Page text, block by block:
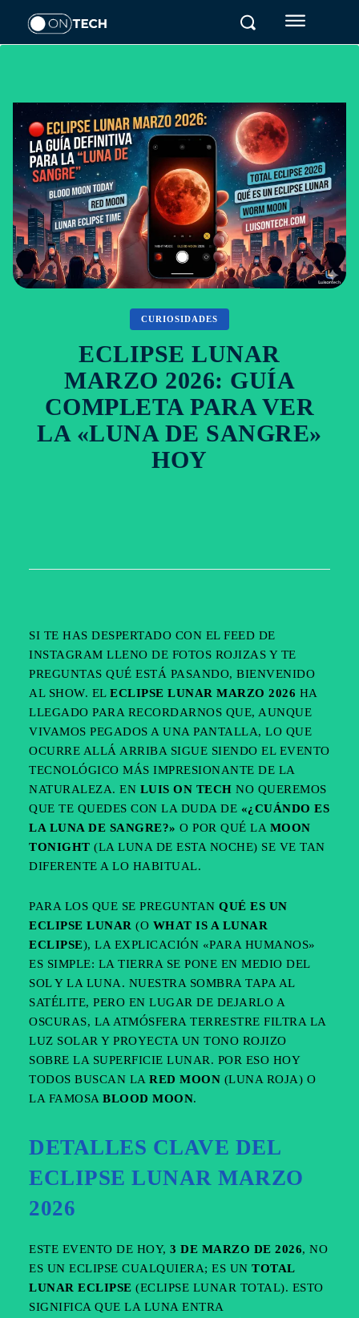
CURIOSIDADES
ECLIPSE LUNAR
MARZO 2026: GUÍA
COMPLETA PARA VER
LA «LUNA DE SANGRE»
HOY
SI TE HAS DESPERTADO CON EL FEED DE
INSTAGRAM LLENO DE FOTOS ROJIZAS Y TE
PREGUNTAS QUÉ ESTÁ PASANDO, BIENVENIDO
AL SHOW. EL ECLIPSE LUNAR MARZO 2026 HA
LLEGADO PARA RECORDARNOS QUE, AUNQUE
VIVAMOS PEGADOS A UNA PANTALLA, LO QUE
OCURRE ALLÁ ARRIBA SIGUE SIENDO EL EVENTO
TECNOLÓGICO MÁS IMPRESIONANTE DE LA
NATURALEZA. EN LUIS ON TECH NO QUEREMOS
QUE TE QUEDES CON LA DUDA DE «¿CUÁNDO ES
LA LUNA DE SANGRE?» O POR QUÉ LA MOON
TONIGHT (LA LUNA DE ESTA NOCHE) SE VE TAN
DIFERENTE A LO HABITUAL.
PARA LOS QUE SE PREGUNTAN QUÉ ES UN
ECLIPSE LUNAR (O WHAT IS A LUNAR
ECLIPSE), LA EXPLICACIÓN «PARA HUMANOS»
ES SIMPLE: LA TIERRA SE PONE EN MEDIO DEL
SOL Y LA LUNA. NUESTRA SOMBRA TAPA AL
SATÉLITE, PERO EN LUGAR DE DEJARLO A
OSCURAS, LA ATMÓSFERA TERRESTRE FILTRA LA
LUZ SOLAR Y PROYECTA UN TONO ROJIZO
SOBRE LA SUPERFICIE LUNAR. POR ESO HOY
TODOS BUSCAN LA RED MOON (LUNA ROJA) O
LA FAMOSA BLOOD MOON.
DETALLES CLAVE DEL
ECLIPSE LUNAR MARZO
2026
ESTE EVENTO DE HOY, 3 DE MARZO DE 2026, NO
ES UN ECLIPSE CUALQUIERA; ES UN TOTAL
LUNAR ECLIPSE (ECLIPSE LUNAR TOTAL). ESTO
SIGNIFICA QUE LA LUNA ENTRA